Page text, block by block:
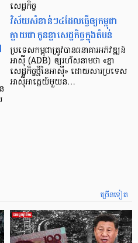
សេដ្ឋកិច្ច​
វិស័យ​សំខាន់ៗ​៤​ដែល​ធ្វើ​ឲ្យ​កម្ពុជា​
ក្លាយ​ជា​កូន​ខ្លា​សេដ្ឋកិច្ច​ក្នុង​តំបន់
ប្រទេស​កម្ពុជា​ត្រូវ​បាន​ធនាគារ​អភិវឌ្ឍន៍​
អាស៊ី (ADB) ឲ្យ​រហ័ស​នាមថា «ខ្លា​
សេដ្ឋកិច្ច​ថ្មី​នៃ​អាស៊ី» ដោយសារ​ប្រទេស​
អាស៊ី​អាគ្នេយ៍​មួយ​ន…
ច្រើនទៀត